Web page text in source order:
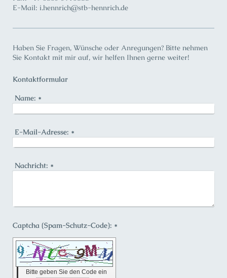
E-Mail: i.hennrich@stb-hennrich.de
Haben Sie Fragen, Wünsche oder Anregungen? Bitte nehmen
Sie Kontakt mit mir auf, wir helfen Ihnen gerne weiter!
Kontaktformular
Name: *
E-Mail-Adresse: *
Nachricht: *
Captcha (Spam-Schutz-Code): *
Bitte geben Sie den Code ein